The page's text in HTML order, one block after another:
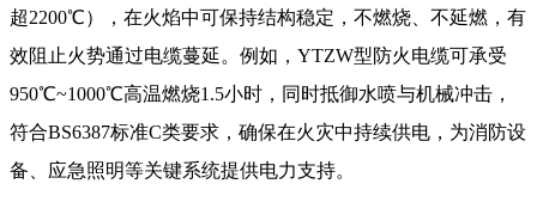
超2200℃），在火焰中可保持结构稳定，不燃烧、不延燃，有
效阻止火势通过电缆蔓延。例如，YTZW型防火电缆可承受
950℃~1000℃高温燃烧1.5小时，同时抵御水喷与机械冲击，
符合BS6387标准C类要求，确保在火灾中持续供电，为消防设
备、应急照明等关键系统提供电力支持。